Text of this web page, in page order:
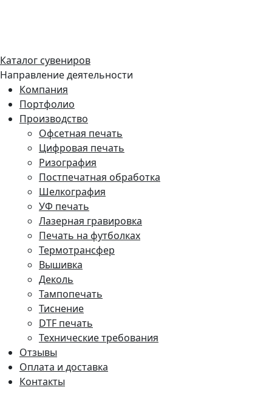
Каталог сувениров
Направление деятельности
Компания
Портфолио
Производство
Офсетная печать
Цифровая печать
Ризография
Постпечатная обработка
Шелкография
УФ печать
Лазерная гравировка
Печать на футболках
Термотрансфер
Вышивка
Деколь
Тампопечать
Тиснение
DTF печать
Технические требования
Отзывы
Оплата и доставка
Контакты